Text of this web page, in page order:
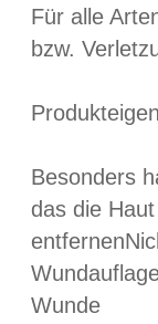
Für alle
bzw.
Besonders
das die
Wunde